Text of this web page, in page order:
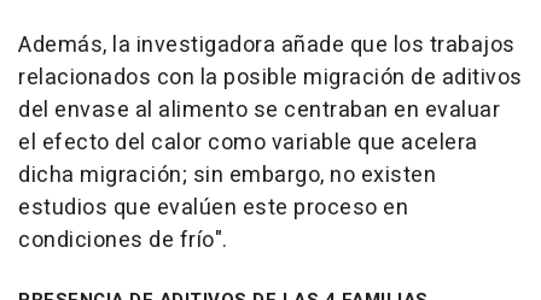
Además, la investigadora añade que los trabajos
relacionados con la posible migración de aditivos
del envase al alimento se centraban en evaluar
el efecto del calor como variable que acelera
dicha migración; sin embargo, no existen
estudios que evalúen este proceso en
condiciones de frío".